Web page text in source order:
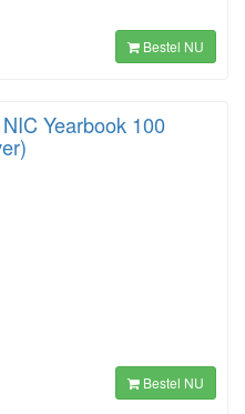
Bestel NU
Yearbook 100
Bestel NU